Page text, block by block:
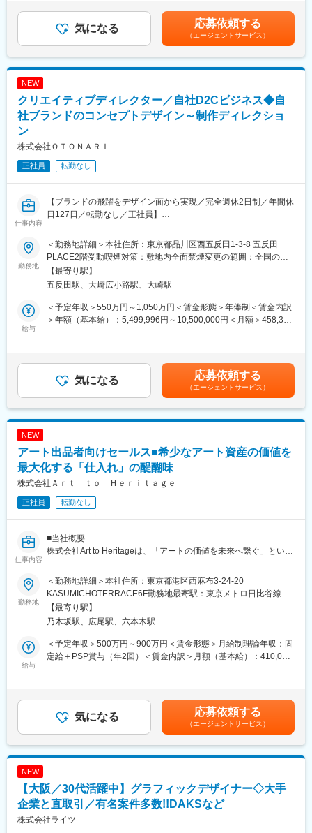
【具体的には】
・ナショナルクライアントを中心としたデザインコンセプトの策
たチーム編成
・グラフィック・ムービー・Webなど多様な制作物の企画・制
おけるビジュアル監修
る」をミッションに、
テクノロジーとクリエイティブの融合でマーケティング効果を最
あらゆるコミュニケーション設計を通じてクライアント課題を解
決し、
マーケティングROIの向上を実現しています。
■配属想定部署の雰囲気
・構成：クリエイティブディレクター、アートディレクター、コ
ピーライターなど計11名
・アイデアやコンセプトワークを重視し、質の高いクリエイティ
プレゼン後・入稿後などのタイミングで有給取得するなどメリハ
リある働き方を実践
アップが可能
■制度・環境
・年休の時間消化制度（年休を1時間単位で取得可能）
・保存年休制度
・資格一時金制度
給与は経験・能力などを十分に考慮して決定します。■昇給：年1
回（4月）賃金はあくまでも目安の金額であり、選考を通じて上下
する可能性があります。月給(月額)は固定手当を含めた表記です。
気になる 応募依頼する
（エージェントサービス）
NEW
クリエイティブディレクター／自社D2Cビジネス◆自
社ブランドのコンセプトデザイン～制作ディレクショ
ン
株式会社ＯＴＯＮＡＲＩ
正社員 転勤なし
仕事内容
【ブランドの飛躍をデザイン面から実現／完全週休2日制／年間休
日127日／転勤なし／正社員】
■業務内容：
自社ブランド群におけるブランドコンセプト（世界観）のデザイ
ン～各種クリエイティブのディレクションを担当いただきます。
若手デザイナー1名の責任者として、ブランド責任者/マーケ責任
者との対話を通じて、ブランドの飛躍をデザイン面から実現する
ポジションです。
■組織構成：
■当社について：
当社は、インフルエンサーマーケティングを中心にSNSを活用し
行動に直結する本質的なマーケティング施策を展開しています。
変更の範囲：当社業務全般
勤務地
＜勤務地詳細＞本社住所：東京都品川区西五反田1-3-8 五反田
PLACE2階受動喫煙対策：敷地内全面禁煙変更の範囲：全国の当
社拠点
【最寄り駅】
五反田駅、大崎広小路駅、大崎駅
給与
＜予定年収＞550万円～1,050万円＜賃金形態＞年俸制＜賃金内訳
＞年額（基本給）：5,499,996円～10,500,000円＜月額＞458,333
気になる 応募依頼する
（エージェントサービス）
NEW
アート出品者向けセールス■希少なアート資産の価値を
最大化する「仕入れ」の醍醐味
株式会社Ａｒｔ ｔｏ Ｈｅｒｉｔａｇｅ
正社員 転勤なし
仕事内容
■当社概要
株式会社Art to Heritageは、「アートの価値を未来へ繋ぐ」という
べく、富裕層向けの仲介事業を展開しています。
個人コレクターや法人（ギャラリー・ディーラー）への営業活動
を中心に、アート作品の提案から販売、顧客開拓までを一貫して
担当していただきます。
オンライン・オフライン双方で国内外の顧客とコミュニケーショ
ンを行いながら、データ管理や販売戦略の企画・実行にも携わり
■具体的な業務内容
ギャラリー・ディーラーへのメール送信など、基本的な作家選
定・アウトリーチ業務
アートフェア・ギャラリー訪問を通じた実地学習
■仕事の魅力
希少なアート資産の価値を最大化する「仕入れ」の醍醐味
勤務地
＜勤務地詳細＞本社住所：東京都港区西麻布3-24-20
KASUMICHOTERRACE6F勤務地最寄駅：東京メトロ日比谷線 線
／広尾駅受動喫煙対策：屋内全面禁煙変更の範囲：会社の定める
事業所
【最寄り駅】
乃木坂駅、広尾駅、六本木駅
給与
＜予定年収＞500万円～900万円＜賃金形態＞月給制理論年収：固
定給＋PSP賞与（年2回）＜賃金内訳＞月額（基本給）：410,000
ベース給与に加えPSP賞与を含め、評価次第で年収1,000万円以上
も十分に目指せる給与体系です。■昇給・昇格：年2回賃金はあく
までも目安の金額であり、選考を通じて上下する可能性がありま
す。月給(月額)は固定手当を含めた表記です。
気になる 応募依頼する
（エージェントサービス）
NEW
【大阪／30代活躍中】グラフィックデザイナー◇大手
企業と直取引／有名案件多数!!DAKSなど
株式会社ライツ